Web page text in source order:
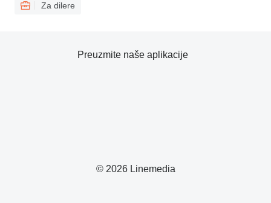
Za dilere
© 2026 Linemedia
Preuzmite naše aplikacije